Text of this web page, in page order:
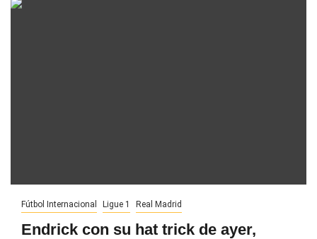
Fútbol Internacional Ligue 1 Real Madrid
Endrick con su hat trick de ayer,